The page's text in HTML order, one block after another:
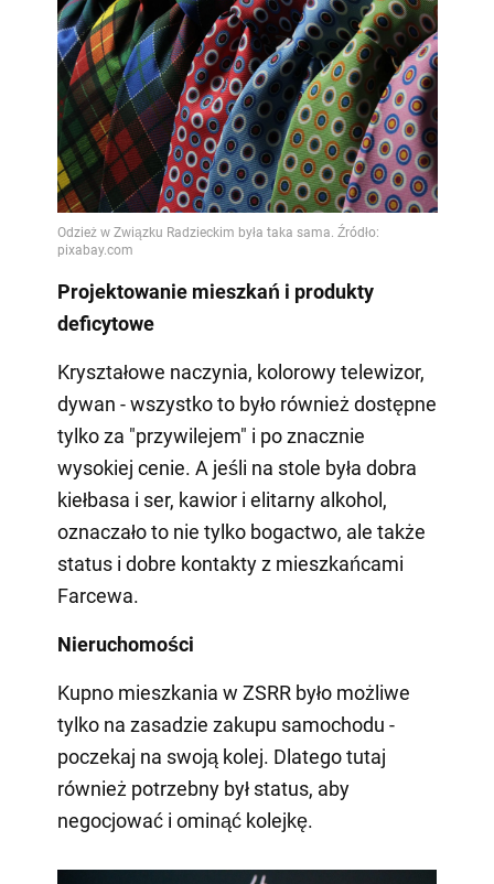
Projektowanie mieszkań i produkty
deficytowe
Kryształowe naczynia, kolorowy telewizor,
dywan - wszystko to było również dostępne
tylko za "przywilejem" i po znacznie
wysokiej cenie. A jeśli na stole była dobra
kiełbasa i ser, kawior i elitarny alkohol,
oznaczało to nie tylko bogactwo, ale także
status i dobre kontakty z mieszkańcami
Farcewa.
Nieruchomości
Kupno mieszkania w ZSRR było możliwe
tylko na zasadzie zakupu samochodu -
poczekaj na swoją kolej. Dlatego tutaj
również potrzebny był status, aby
negocjować i ominąć kolejkę.